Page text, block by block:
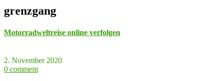
grenzgang
Motorradweltreise online verfolgen
2. November 2020
0 comment